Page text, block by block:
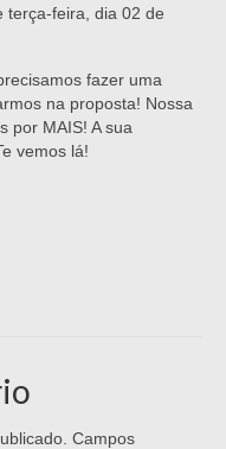
terça-feira, dia 02 de
fazer uma
na proposta! Nossa
por MAIS! A sua
vemos lá!
Campos